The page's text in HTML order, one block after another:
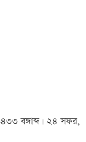
বঙ্গাব্দ | ২৪ সফর,